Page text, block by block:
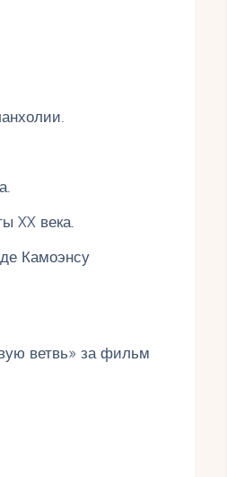
XX века.
Камоэнсу
ветвь» за фильм